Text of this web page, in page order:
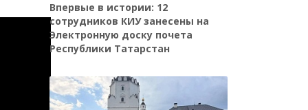
Впервые в истории: 12
сотрудников КИУ занесены на
Электронную доску почета
Республики Татарстан